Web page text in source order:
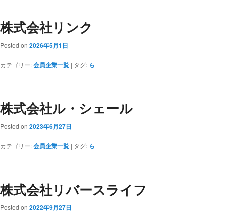
株式会社リンク
Posted on 2026年5月1日
カテゴリー:会員企業一覧 | タグ: ら
株式会社ル・シェール
Posted on 2023年6月27日
カテゴリー:会員企業一覧 | タグ: ら
株式会社リバースライフ
Posted on 2022年9月27日